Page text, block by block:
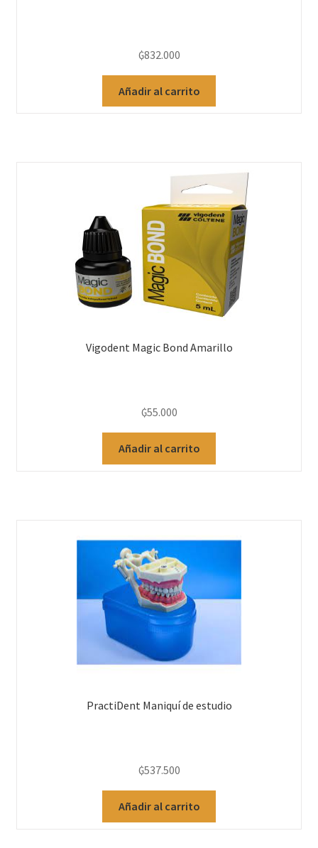
₲832.000
Añadir al carrito
Vigodent Magic Bond Amarillo
₲55.000
Añadir al carrito
PractiDent Maniquí de estudio
₲537.500
Añadir al carrito